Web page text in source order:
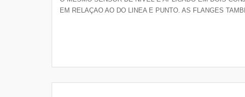
EM RELAÇAO AO DO LINEA E PUNTO. AS FLANGES